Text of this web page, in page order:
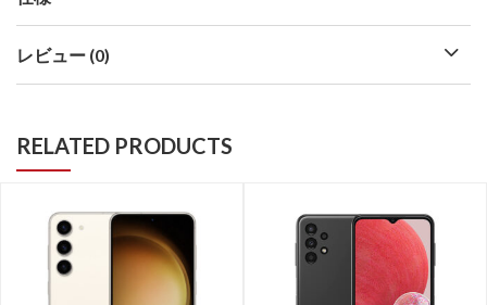
レビュー (0)
RELATED PRODUCTS